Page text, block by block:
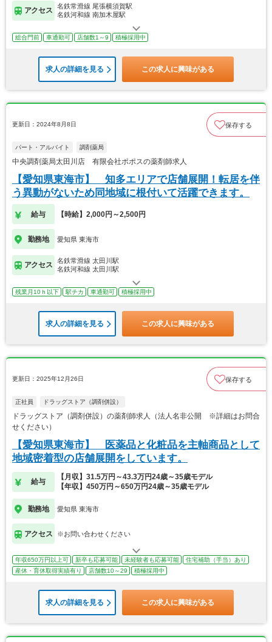
アクセス
名鉄常滑線 尾張横須賀駅
名鉄河和線 南加木屋駅
総合門前 車通勤可 店舗数1～9 積極採用中
求人の詳細を見る この求人に興味がある
更新日：2024年8月8日 保存する
パート・アルバイト 調剤薬局
中央調剤薬局太田川店 有限会社ポポスの薬剤師求人
【愛知県東海市】 知多エリアで店舗展開！転居を伴
う異動がないため同地域に根付いて活躍できます。
給与 【時給】2,000円～2,500円
勤務地 愛知県 東海市
アクセス
名鉄常滑線 太田川駅
名鉄河和線 太田川駅
残業月10ｈ以下 駅チカ 車通勤可 積極採用中
求人の詳細を見る この求人に興味がある
更新日：2025年12月26日 保存する
正社員 ドラッグストア（調剤併設）
ドラッグストア（調剤併設）の薬剤師求人（法人名非公開 ※詳細はお問合
せください）
【愛知県東海市】 医薬品と化粧品を主軸商品として
地域密着型の店舗展開をしています。
給与
【月収】31.5万円～43.3万円24歳～35歳モデル
【年収】450万円～650万円24歳～35歳モデル
勤務地 愛知県 東海市
アクセス ※お問い合わせください
年収650万円以上可 新卒も応募可能 未経験者も応募可能
住宅補助（手当）あり
産休・育休取得実績有り
店舗数10～29 積極採用中
求人の詳細を見る この求人に興味がある